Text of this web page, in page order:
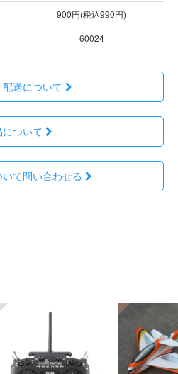
900円(税込990円)
60024
送について
ついて
て問い合わせる